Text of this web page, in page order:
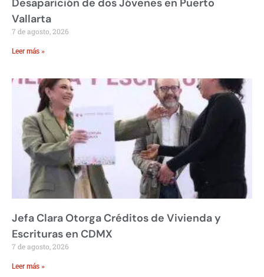
Desaparición de dos Jóvenes en Puerto
Vallarta
7 de agosto, 2026
Leer más »
Jefa Clara Otorga Créditos de Vivienda y
Escrituras en CDMX
7 de agosto, 2026
Leer más »